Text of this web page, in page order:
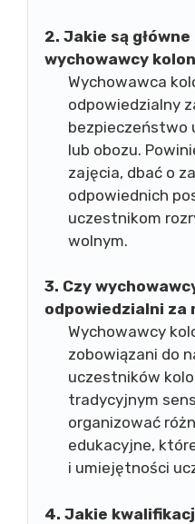
2. Jakie są
wychowawcy
Wychowawca
odpowiedzialny
bezpieczeństwo
lub obozu.
zajęcia, dbać o
odpowiednich
uczestnikom
wolnym.
3. Czy
odpowiedzialni za
Wychowawcy
zobowiązani do
uczestników
tradycyjnym
organizować
edukacyjne,
i umiejętności
4. Jakie